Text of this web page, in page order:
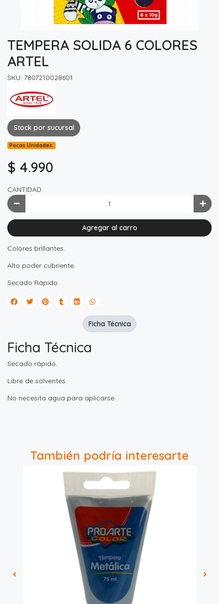
TEMPERA SOLIDA 6 COLORES
ARTEL
SKU: 7807210028601
Stock por sucursal
Pocas Unidades.
$ 4.990
CANTIDAD
Agregar al carro
Colores brillantes.
Alto poder cubriente.
Secado Rápido.
Ficha Técnica
Secado rápido.
Libre de solventes
No necesita agua para aplicarse.
Ficha Técnica
También podría interesarte